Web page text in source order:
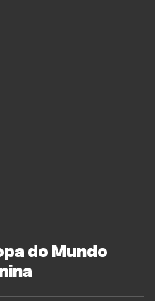
do Mundo